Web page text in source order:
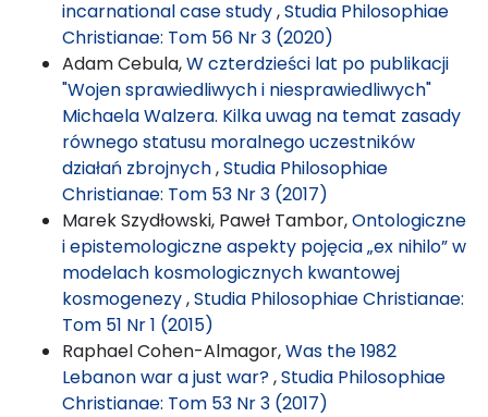
incarnational case study,Studia Philosophiae
Christianae: Tom 56 Nr 3 (2020)
Adam Cebula,W czterdzieści lat po publikacji
"Wojen sprawiedliwych i niesprawiedliwych"
Michaela Walzera. Kilka uwag na temat zasady
równego statusu moralnego uczestników
działań zbrojnych,Studia Philosophiae
Christianae: Tom 53 Nr 3 (2017)
Marek Szydłowski, Paweł Tambor,Ontologiczne
i epistemologiczne aspekty pojęcia „ex nihilo” w
modelach kosmologicznych kwantowej
kosmogenezy,Studia Philosophiae Christianae:
Tom 51 Nr 1 (2015)
Raphael Cohen-Almagor,Was the 1982
Lebanon war a just war?,Studia Philosophiae
Christianae: Tom 53 Nr 3 (2017)